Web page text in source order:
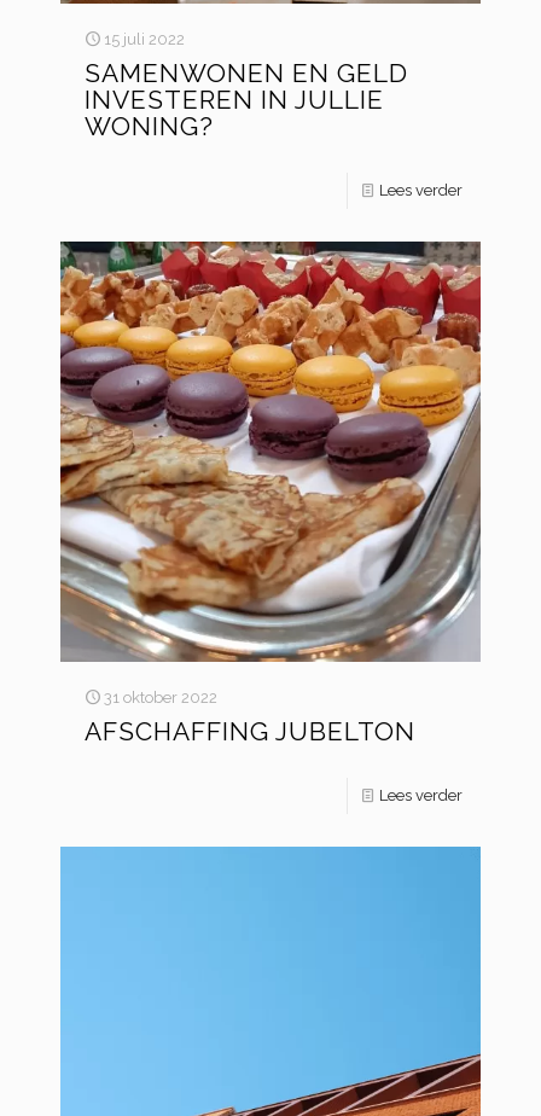
15 juli 2022
SAMENWONEN EN GELD
INVESTEREN IN JULLIE
WONING?
Lees verder
31 oktober 2022
AFSCHAFFING JUBELTON
Lees verder